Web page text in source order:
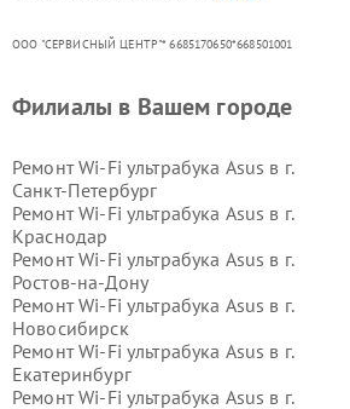
ООО "СЕРВИСНЫЙ ЦЕНТР"* 6685170650*668501001
Филиалы в Вашем городе
Ремонт Wi-Fi ультрабука Asus в г.
Санкт-Петербург
Ремонт Wi-Fi ультрабука Asus в г.
Краснодар
Ремонт Wi-Fi ультрабука Asus в г.
Ростов-на-Дону
Ремонт Wi-Fi ультрабука Asus в г.
Новосибирск
Ремонт Wi-Fi ультрабука Asus в г.
Екатеринбург
Ремонт Wi-Fi ультрабука Asus в г.